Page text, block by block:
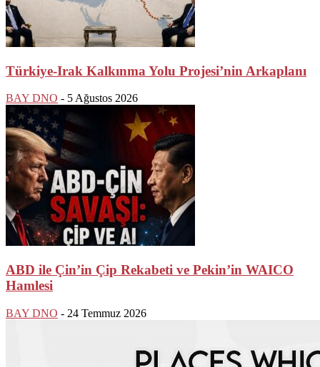
Türkiye-Irak Kalkınma Yolu Projesi’nin Arkaplanı
BAY DNO - 5 Ağustos 2026
ABD ile Çin’in Çip Rekabeti ve Pekin’in WAICO
Hamlesi
BAY DNO - 24 Temmuz 2026